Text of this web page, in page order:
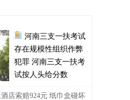
后二氧化碳中毒：
市政工程停工：
过学吗？
妈突然产女：
，怕孩子不同意吧…
？为什么这么多假结婚证？
河南三支一扶考试
存在规模性组织作弊
犯罪 河南三支一扶考
试按人头给分数
店索赔924元 纸巾盒碰坏